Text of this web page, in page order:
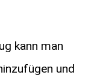
kann man
und